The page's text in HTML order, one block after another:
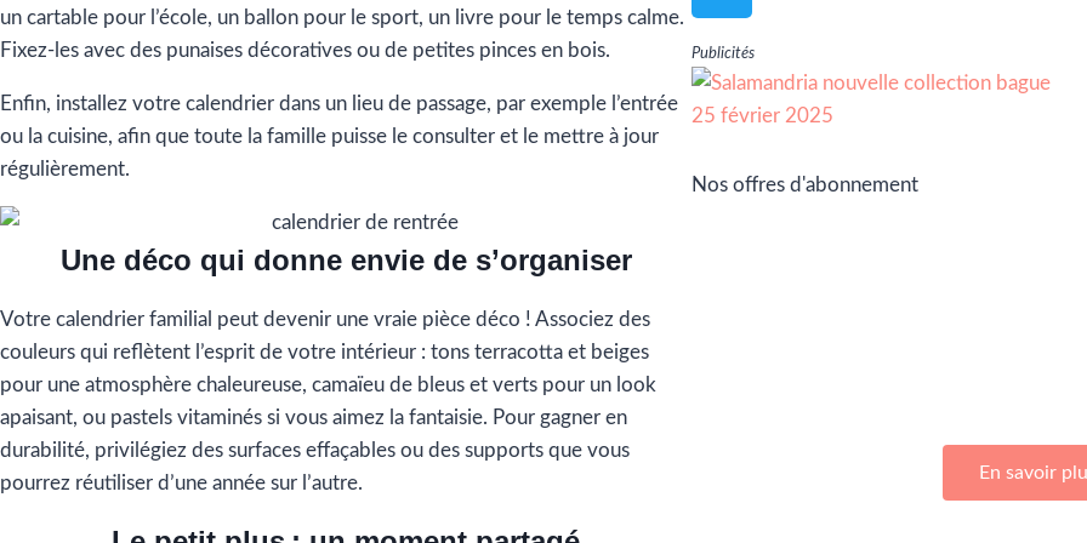
un cartable pour l’école, un ballon pour le sport, un livre pour le temps calme.
Fixez-les avec des punaises décoratives ou de petites pinces en bois.
Enfin, installez votre calendrier dans un lieu de passage, par exemple l’entrée
ou la cuisine, afin que toute la famille puisse le consulter et le mettre à jour
régulièrement.
Une déco qui donne envie de s’organiser
Votre calendrier familial peut devenir une vraie pièce déco ! Associez des
couleurs qui reflètent l’esprit de votre intérieur : tons terracotta et beiges
pour une atmosphère chaleureuse, camaïeu de bleus et verts pour un look
apaisant, ou pastels vitaminés si vous aimez la fantaisie. Pour gagner en
durabilité, privilégiez des surfaces effaçables ou des supports que vous
pourrez réutiliser d’une année sur l’autre.
Publicités
Nos offres d'abonnement
En savoir